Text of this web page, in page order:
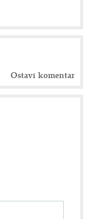
Ostavi komentar